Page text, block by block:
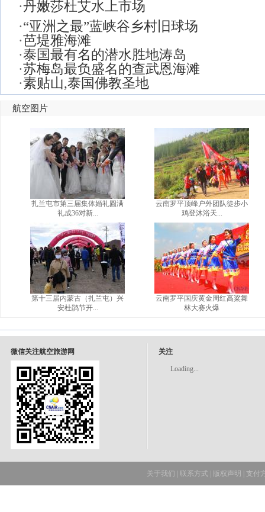
·丹嫩莎杜艾水上市场
·“亚洲之最”蓝峡谷乡村旧球场
·芭堤雅海滩
·泰国最有名的潜水胜地涛岛
·苏梅岛最负盛名的查武恩海滩
·素贴山,泰国佛教圣地
航空图片
扎兰屯市第三届集体婚礼圆满
礼成36对新...
第十三届内蒙古（扎兰屯）兴
安杜鹃节开...
云南罗平顶峰户外团队徒步小
鸡登沐浴天...
云南罗平国庆黄金周红高粱舞
林大赛火爆
微信关注航空旅游网 关注
Loading...
关于我们 联系方式 版权声明 支付